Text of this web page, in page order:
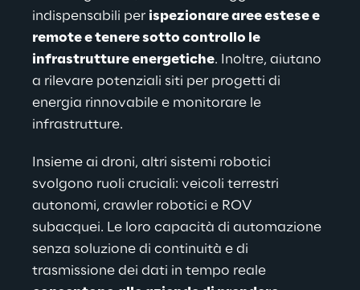
indispensabili per ispezionare aree estese e
remote e tenere sotto controllo le
infrastrutture energetiche. Inoltre, aiutano
a rilevare potenziali siti per progetti di
energia rinnovabile e monitorare le
infrastrutture.
Insieme ai droni, altri sistemi robotici
svolgono ruoli cruciali: veicoli terrestri
autonomi, crawler robotici e ROV
subacquei. Le loro capacità di automazione
senza soluzione di continuità e di
trasmissione dei dati in tempo reale